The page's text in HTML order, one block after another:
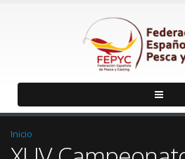
Inicio